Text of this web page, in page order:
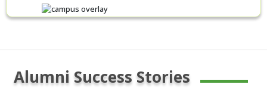
Alumni Success Stories